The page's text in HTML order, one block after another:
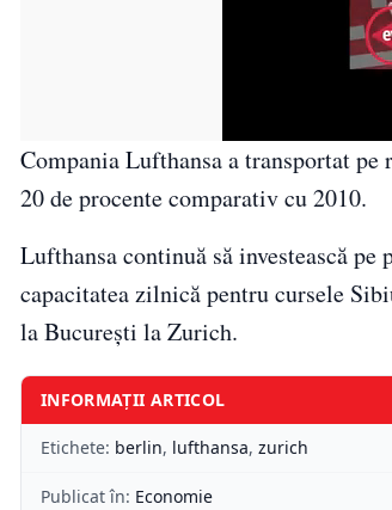
Compania Lufthansa a transportat pe
20 de procente comparativ cu 2010.
Lufthansa continuă să investească
capacitatea zilnică pentru cursele
la Bucureşti la Zurich.
INFORMAȚII ARTICOL
Etichete: berlin, lufthansa, zurich
Publicat în: Economie